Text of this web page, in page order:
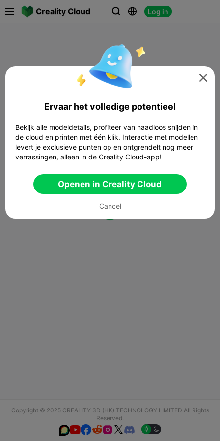
Creality Cloud   Log in
Copyright © 2025 CREALITY 3D (HK) TECHNOLOGY LIMITED All Rights
Reserved.
  

Ervaar het volledige potentieel
Bekijk alle modeldetails, profiteer van naadloos snijden in
de cloud en printen met één klik. Interactie met modellen
levert je exclusieve punten op en ontgrendelt nog meer
verrassingen, alleen in de Creality Cloud-app!
Openen in Creality Cloud
Cancel